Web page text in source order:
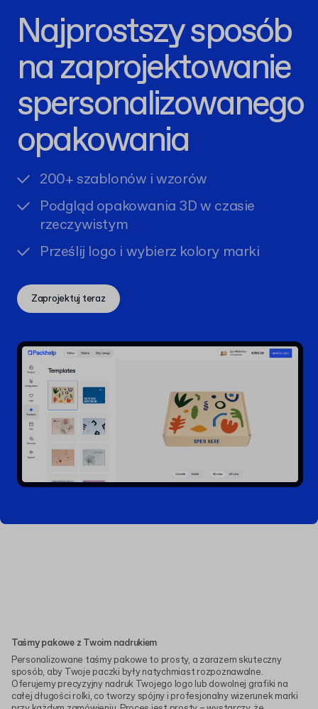
Najprostszy sposób
na zaprojektowanie
spersonalizowanego
opakowania
200+ szablonów i wzorów
Podgląd opakowania 3D w czasie
rzeczywistym
Prześlij logo i wybierz kolory marki
Zaprojektuj teraz
Taśmy pakowe z Twoim nadrukiem
Personalizowane taśmy pakowe to prosty, a zarazem skuteczny
sposób, aby Twoje paczki były natychmiast rozpoznawalne.
Oferujemy precyzyjny nadruk Twojego logo lub dowolnej grafiki na
całej długości rolki, co tworzy spójny i profesjonalny wizerunek marki